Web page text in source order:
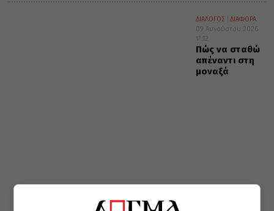
ΔΙΑΛΟΓΟΣ
ΔΙΑΦΟΡΑ
09 Αυγούστου 2026
17:12
Πώς να σταθώ
απέναντι στη
μοναξά